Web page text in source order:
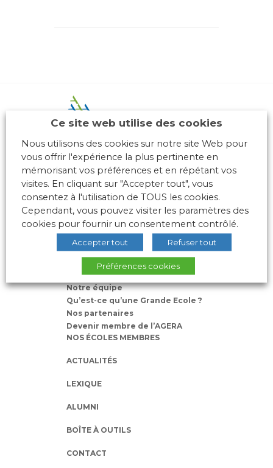
10 place des Archives – Bât G –
69288 LYON Cedex 02
Association loi 1901
L’AGERA
Nos missions
Notre équipe
Qu’est-ce qu’une Grande Ecole ?
Nos partenaires
Devenir membre de l’AGERA
NOS ÉCOLES MEMBRES
ACTUALITÉS
LEXIQUE
ALUMNI
BOÎTE À OUTILS
CONTACT
Ce site web utilise des cookies
Nous utilisons des cookies sur notre site Web pour
vous offrir l'expérience la plus pertinente en
mémorisant vos préférences et en répétant vos
visites. En cliquant sur "Accepter tout", vous
consentez à l'utilisation de TOUS les cookies.
Cependant, vous pouvez visiter les paramètres des
cookies pour fournir un consentement contrôlé.
Accepter tout Refuser tout
Préférences cookies